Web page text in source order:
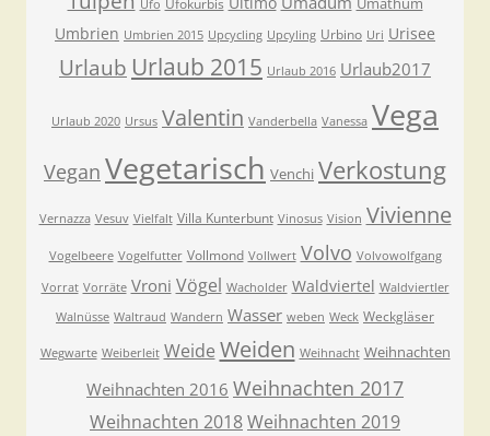
Ufo Ufokürbis
Umbrien Umbrien 2015 Upcycling Upcyling Urbino Uri Urisee
Urlaub Urlaub 2015 Urlaub 2016 Urlaub2017
Urlaub 2020 Ursus Valentin Vanderbella Vanessa Vega
Vegan Vegetarisch Venchi Verkostung
Vernazza Vesuv Vielfalt Villa Kunterbunt Vinosus Vision Vivienne
Vogelbeere Vogelfutter Vollmond Vollwert Volvo Volvowolfgang
Vorrat Vorräte Vroni Vögel Wacholder Waldviertel Waldviertler
Walnüsse Waltraud Wandern Wasser weben Weck Weckgläser
Wegwarte Weiberleit Weide Weiden Weihnacht Weihnachten
Weihnachten 2016 Weihnachten 2017
Weihnachten 2018Weihnachten 2019